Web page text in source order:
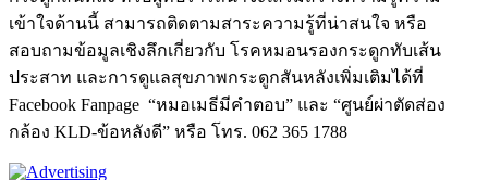
เข้าใจด้านนี้ สามารถติดตามสาระความรู้ที่น่าสนใจ หรือ
สอบถามข้อมูลเชิงลึกเกี่ยวกับ โรคหมอนรองกระดูกทับเส้น
ประสาท และการดูแลสุขภาพกระดูกสันหลังเพิ่มเติมได้ที่
Facebook Fanpage “หมอเมธีมีคำตอบ” และ “ศูนย์ผ่าตัดส่อง
กล้อง KLD-ข้อหลังดี” หรือ โทร. 062 365 1788